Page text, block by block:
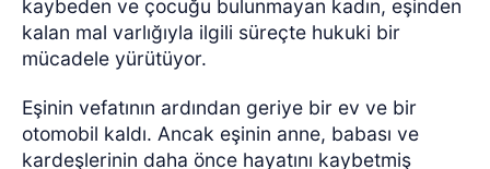
kaybeden ve çocuğu bulunmayan kadın, eşinden
kalan mal varlığıyla ilgili süreçte hukuki bir
mücadele yürütüyor.
Eşinin vefatının ardından geriye bir ev ve bir
otomobil kaldı. Ancak eşinin anne, babası ve
kardeşlerinin daha önce hayatını kaybetmiş